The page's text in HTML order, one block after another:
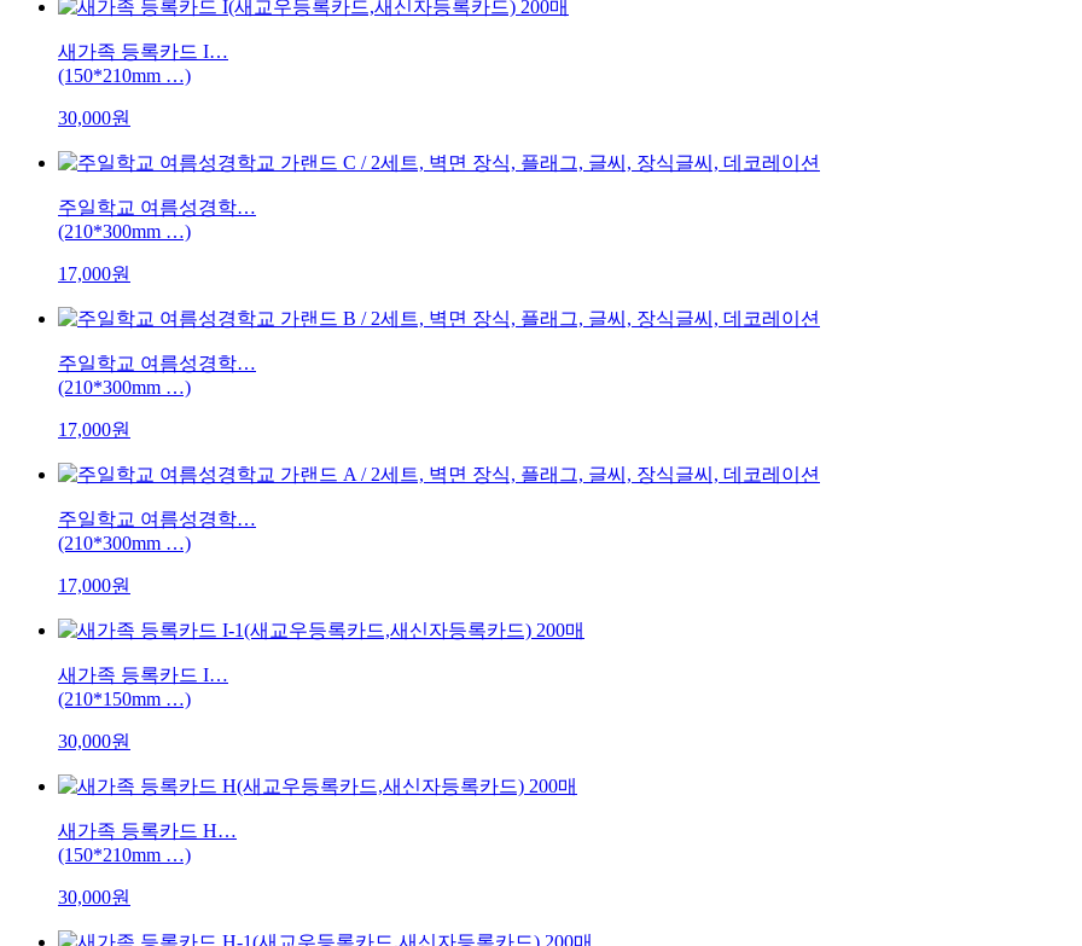
새가족 등록카드 I…
(150*210mm …)
30,000원
주일학교 여름성경학…
(210*300mm …)
17,000원
주일학교 여름성경학…
(210*300mm …)
17,000원
주일학교 여름성경학…
(210*300mm …)
17,000원
새가족 등록카드 I…
(210*150mm …)
30,000원
새가족 등록카드 H…
(150*210mm …)
30,000원